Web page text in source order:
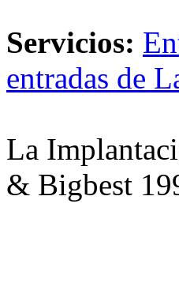
Servicios:
entradas de
La
& Bigbest